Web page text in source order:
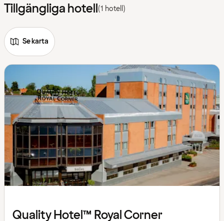
Tillgängliga hotell(1 hotell)
Se karta
Quality Hotel™ Royal Corner